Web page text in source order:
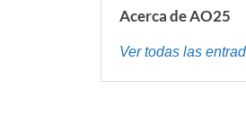
Acerca de AO25
Ver todas las